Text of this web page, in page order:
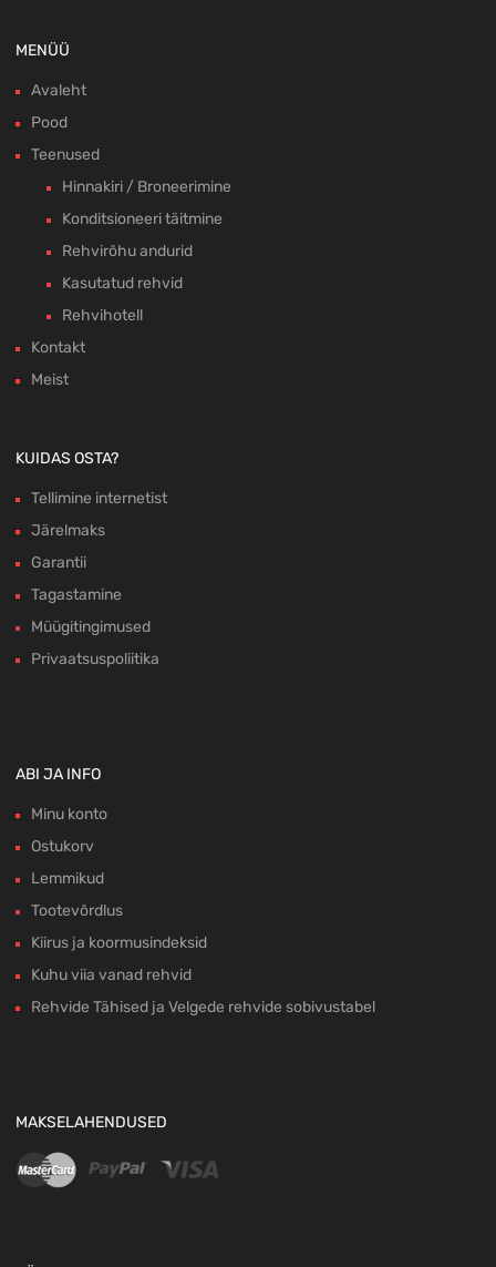
MENÜÜ
Avaleht
Pood
Teenused
Hinnakiri / Broneerimine
Konditsioneeri täitmine
Rehvirõhu andurid
Kasutatud rehvid
Rehvihotell
Kontakt
Meist
KUIDAS OSTA?
Tellimine internetist
Järelmaks
Garantii
Tagastamine
Müügitingimused
Privaatsuspoliitika
ABI JA INFO
Minu konto
Ostukorv
Lemmikud
Tootevõrdlus
Kiirus ja koormusindeksid
Kuhu viia vanad rehvid
Rehvide Tähised ja Velgede rehvide sobivustabel
MAKSELAHENDUSED